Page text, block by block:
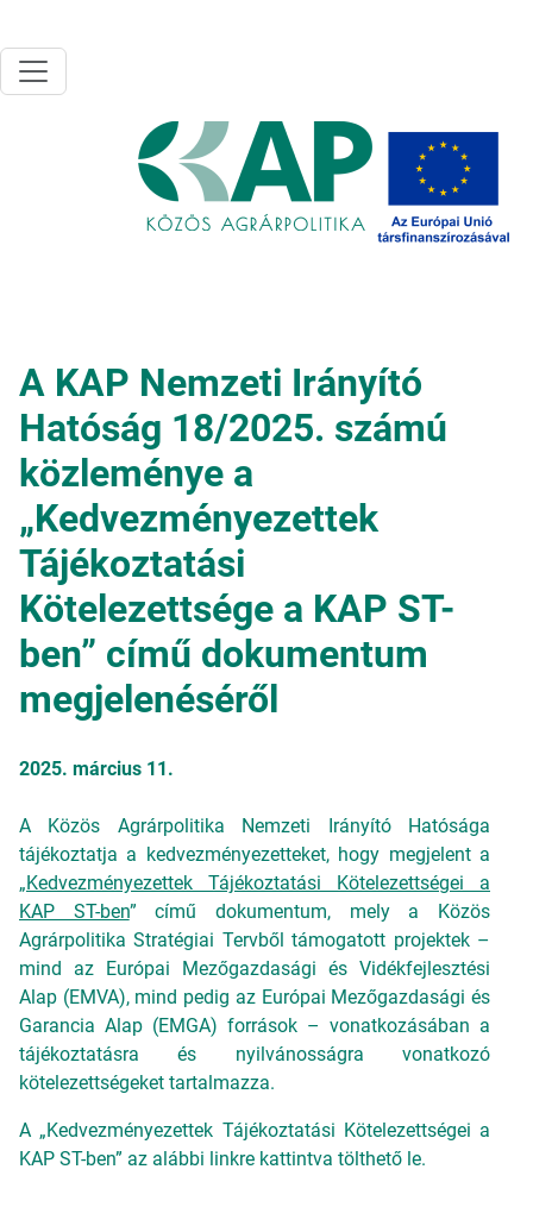
A KAP Nemzeti Irányító
Hatóság 18/2025. számú
közleménye a
„Kedvezményezettek
Tájékoztatási
Kötelezettsége a KAP ST-
ben” című dokumentum
megjelenéséről
2025. március 11.
A Közös Agrárpolitika Nemzeti Irányító Hatósága
tájékoztatja a kedvezményezetteket, hogy megjelent a
„Kedvezményezettek Tájékoztatási Kötelezettségei a
KAP ST-ben” című dokumentum, mely a Közös
Agrárpolitika Stratégiai Tervből támogatott projektek –
mind az Európai Mezőgazdasági és Vidékfejlesztési
Alap (EMVA), mind pedig az Európai Mezőgazdasági és
Garancia Alap (EMGA) források – vonatkozásában a
tájékoztatásra és nyilvánosságra vonatkozó
kötelezettségeket tartalmazza.
A „Kedvezményezettek Tájékoztatási Kötelezettségei a
KAP ST-ben” az alábbi linkre kattintva tölthető le.